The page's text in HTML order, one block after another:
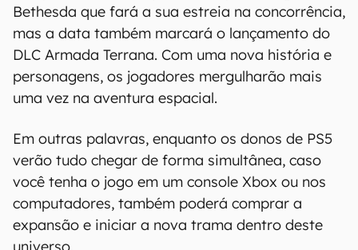
Bethesda que fará a sua estreia na concorrência,
mas a data também marcará o lançamento do
DLC Armada Terrana. Com uma nova história e
personagens, os jogadores mergulharão mais
uma vez na aventura espacial.
Em outras palavras, enquanto os donos de PS5
verão tudo chegar de forma simultânea, caso
você tenha o jogo em um console Xbox ou nos
computadores, também poderá comprar a
expansão e iniciar a nova trama dentro deste